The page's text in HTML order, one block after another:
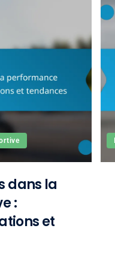
dans la
:
et